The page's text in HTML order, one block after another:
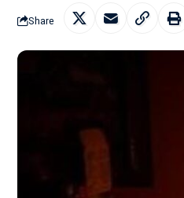
Share